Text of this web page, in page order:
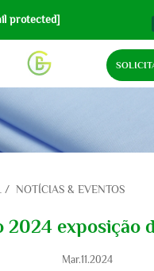
protected]
/ NOTÍCIAS & EVENTOS
2024 exposição
Mar.11.2024